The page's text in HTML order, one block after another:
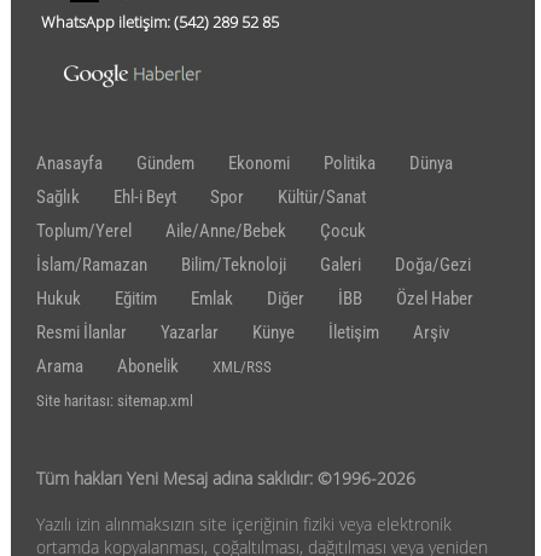
WhatsApp iletişim:(542)289 52 85
Anasayfa Gündem Ekonomi Politika
Dünya
Sağlık
Ehl-i Beyt Spor
Kültür/Sanat
Toplum/Yerel
Aile/Anne/Bebek
Çocuk
İslam/Ramazan
Bilim/Teknoloji Galeri
Doğa/Gezi
Hukuk
Eğitim Emlak Diğer İBB
Özel Haber
Resmi İlanlar
Yazarlar Künye İletişim
Arşiv
Arama
Abonelik
XML/RSS
Site haritası: sitemap.xml
Tüm hakları Yeni Mesaj adına saklıdır: ©1996-2026
Yazılı izin alınmaksızın site içeriğinin fiziki veya elektronik
ortamda kopyalanması, çoğaltılması, dağıtılması veya yeniden